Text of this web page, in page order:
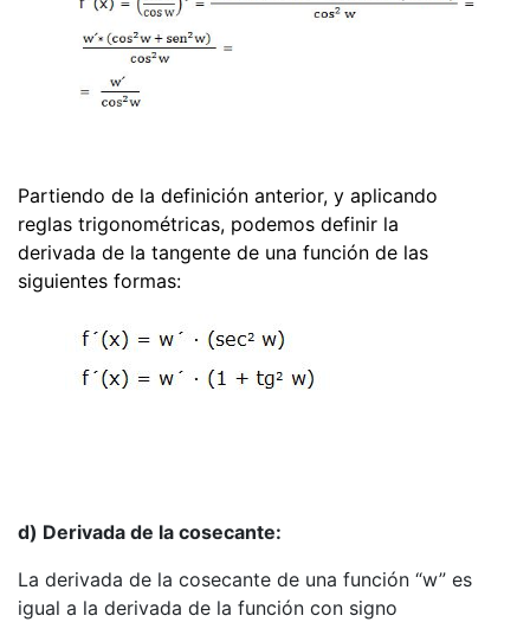
Partiendo de la definición anterior, y aplicando
reglas trigonométricas, podemos definir la
derivada de la tangente de una función de las
siguientes formas:
d) Derivada de la cosecante:
La derivada de la cosecante de una función “w” es
igual a la derivada de la función con signo